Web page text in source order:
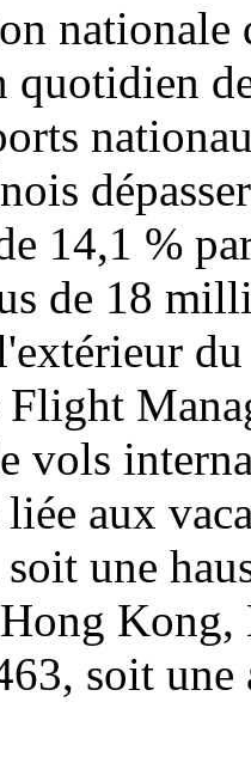
nationale
14,1 %
de 18
Flight
vols
aux
une
soit